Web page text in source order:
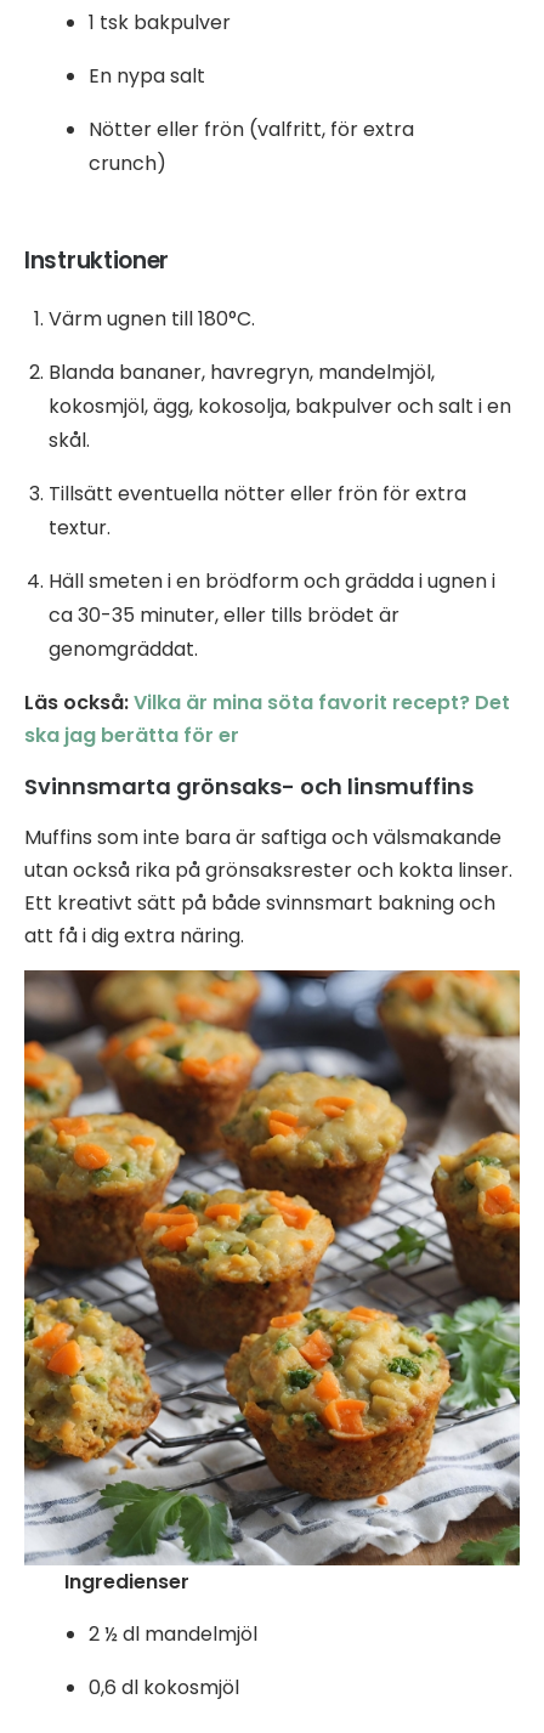
1 tsk bakpulver
En nypa salt
Nötter eller frön (valfritt, för extra
crunch)
Instruktioner
Värm ugnen till 180°C.
Blanda bananer, havregryn, mandelmjöl,
kokosmjöl, ägg, kokosolja, bakpulver och salt i en
skål.
Tillsätt eventuella nötter eller frön för extra
textur.
Häll smeten i en brödform och grädda i ugnen i
ca 30-35 minuter, eller tills brödet är
genomgräddat.
Läs också:Vilka är mina söta favorit recept? Det
ska jag berätta för er
Svinnsmarta grönsaks- och linsmuffins
Muffins som inte bara är saftiga och välsmakande
utan också rika på grönsaksrester och kokta linser.
Ett kreativt sätt på både svinnsmart bakning och
att få i dig extra näring.
Ingredienser
2 ½ dl mandelmjöl
0,6 dl kokosmjöl